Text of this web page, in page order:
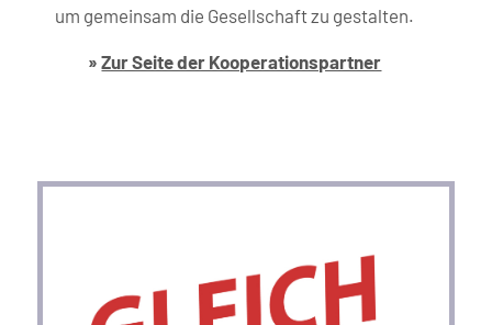
um gemeinsam die Gesellschaft zu gestalten.
»Zur Seite der Kooperations­partner